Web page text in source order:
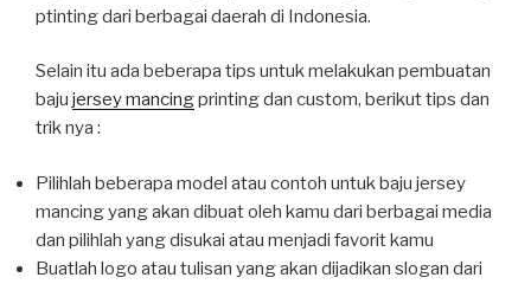
ptinting dari berbagai daerah di Indonesia.
Selain itu ada beberapa tips untuk melakukan pembuatan
baju jersey mancingprinting dan custom, berikut tips dan
trik nya :
Pilihlah beberapa model atau contoh untuk baju jersey
mancing yang akan dibuat oleh kamu dari berbagai media
dan pilihlah yang disukai atau menjadi favorit kamu
Buatlah logo atau tulisan yang akan dijadikan slogan dari